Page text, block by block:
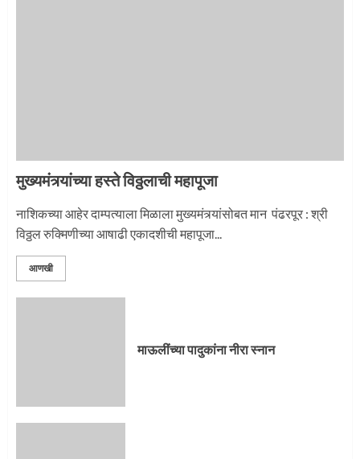
मुख्यमंत्र्यांच्या हस्ते विठ्ठलाची महापूजा
नाशिकच्या आहेर दाम्पत्याला मिळाला मुख्यमंत्र्यांसोबत मान पंढरपूर : श्री
विठ्ठल रुक्मिणीच्या आषाढी एकादशीची महापूजा...
आणखी
माऊलींच्या पादुकांना नीरा स्नान